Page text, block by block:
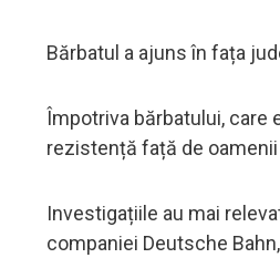
Bărbatul a ajuns în fața
Împotriva bărbatului, care
rezistență față de
Investigațiile au mai
companiei Deutsche